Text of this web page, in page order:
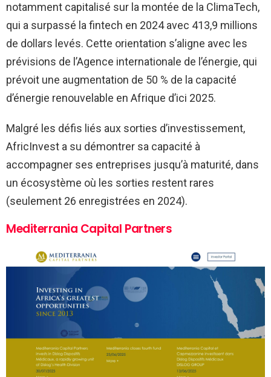
notamment capitalisé sur la montée de la ClimaTech,
qui a surpassé la fintech en 2024 avec 413,9 millions
de dollars levés. Cette orientation s’aligne avec les
prévisions de l’Agence internationale de l’énergie, qui
prévoit une augmentation de 50 % de la capacité
d’énergie renouvelable en Afrique d’ici 2025.
Malgré les défis liés aux sorties d’investissement,
AfricInvest a su démontrer sa capacité à
accompagner ses entreprises jusqu’à maturité, dans
un écosystème où les sorties restent rares
(seulement 26 enregistrées en 2024).
Mediterrania Capital Partners